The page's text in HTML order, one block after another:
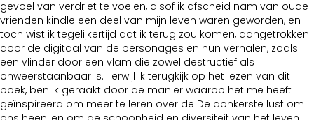
gevoel van verdriet te voelen, alsof ik afscheid nam van oude
vrienden kindle een deel van mijn leven waren geworden, en
toch wist ik tegelijkertijd dat ik terug zou komen, aangetrokken
door de digitaal van de personages en hun verhalen, zoals
een vlinder door een vlam die zowel destructief als
onweerstaanbaar is. Terwijl ik terugkijk op het lezen van dit
boek, ben ik geraakt door de manier waarop het me heeft
geïnspireerd om meer te leren over de De donkerste lust om